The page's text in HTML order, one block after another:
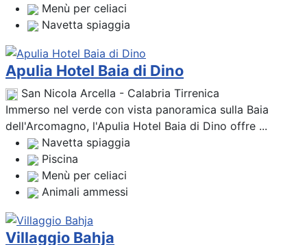
Menù per celiaci
Navetta spiaggia
Apulia Hotel Baia di Dino
San Nicola Arcella - Calabria Tirrenica
Immerso nel verde con vista panoramica sulla Baia
dell'Arcomagno, l'Apulia Hotel Baia di Dino offre ...
Navetta spiaggia
Piscina
Menù per celiaci
Animali ammessi
Villaggio Bahja